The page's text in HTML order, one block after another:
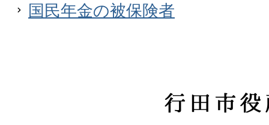
国民年金の被保険者
行